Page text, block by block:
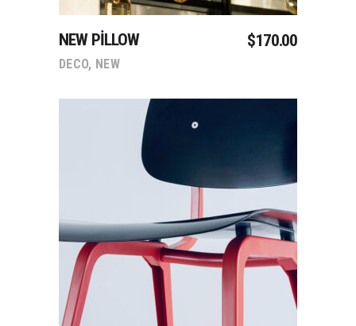
NEW PILLOW $170.00
DECO, NEW
Sepete Ekle